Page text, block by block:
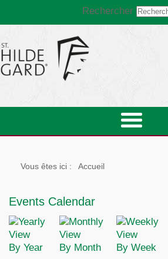
Rechercher
Vous êtes ici : Accueil
Events Calendar
By Year By Month By Week